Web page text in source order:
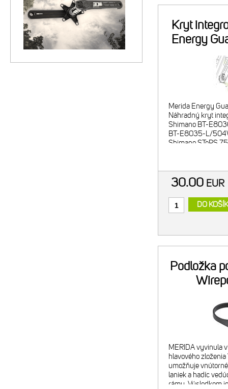
Kryt
Energy
pre
Merida Energy
Náhradný kryt
Shimano BT-
BT-E8035-L/
Shimano STePS
30.00 EUR
DO
Podložka
MERIDA vyvinula
hlavového
umožňuje
laniek a hadíc
rámu. Výsledkom